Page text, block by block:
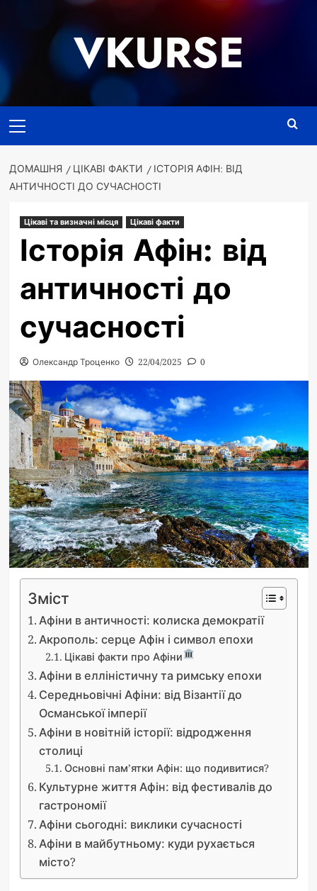
VKURSE
меню
ДОМАШНЯ ЦІКАВІ ФАКТИ
ІСТОРІЯ АФІН: ВІД
АНТИЧНОСТІ ДО СУЧАСНОСТІ
Цікаві та визначні місця Цікаві факти
Історія Афін: від
античності до
сучасності
Олександр Троценко 22/04/2025 0
Зміст
Афіни в античності: колиска демократії
Акрополь: серце Афін і символ епохи
Цікаві факти про Афіни
Афіни в елліністичну та римську епохи
Середньовічні Афіни: від Візантії до
Османської імперії
Афіни в новітній історії: відродження
столиці
Основні пам’ятки Афін: що подивитися?
Культурне життя Афін: від фестивалів до
гастрономії
Афіни сьогодні: виклики сучасності
Афіни в майбутньому: куди рухається
місто?